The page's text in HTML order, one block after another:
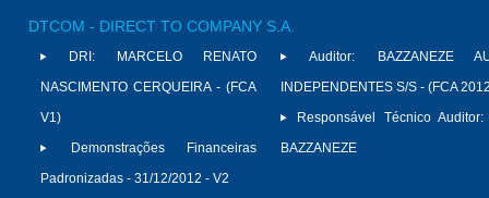
DTCOM - DIRECT TO COMPANY S.A.
DRI:
MARCELO RENATO
NASCIMENTO CERQUEIRA - (FCA
V1)
Demonstrações Financeiras
Padronizadas - 31/12/2012 - V2
Auditor:
BAZZANEZE
INDEPENDENTES S/S - (FCA
Responsável Técnico Auditor:
BAZZANEZE